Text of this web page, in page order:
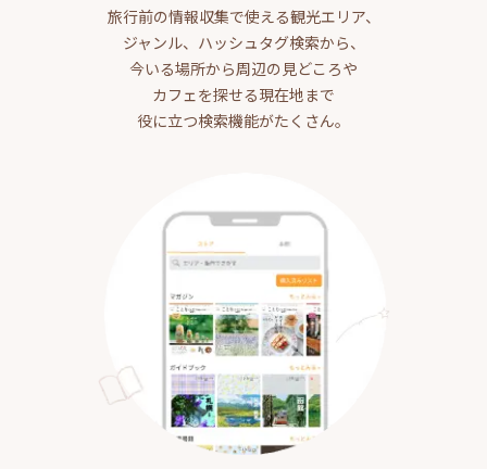
旅行前の情報収集で使える観光エリア、
ジャンル、ハッシュタグ検索から、
今いる場所から周辺の見どころや
カフェを探せる現在地まで
役に立つ検索機能がたくさん。